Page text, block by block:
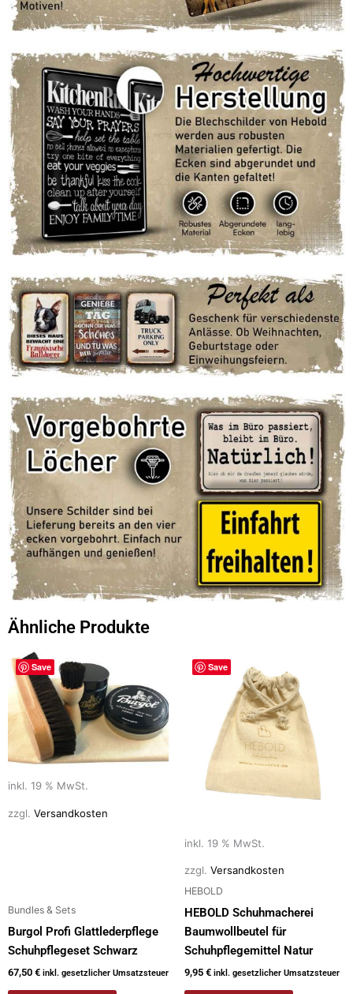
Ähnliche Produkte
Save
inkl. 19 % MwSt.
zzgl. Versandkosten
Bundles & Sets
Burgol Profi Glattlederpflege
Schuhpflegeset Schwarz
67,50 € inkl. gesetzlicher Umsatzsteuer
Save
inkl. 19 % MwSt.
zzgl. Versandkosten
HEBOLD
HEBOLD Schuhmacherei
Baumwollbeutel für
Schuhpflegemittel Natur
9,95 € inkl. gesetzlicher Umsatzsteuer